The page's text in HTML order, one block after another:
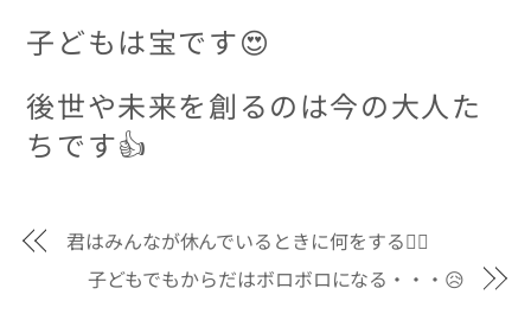
子どもは宝です😍
後世や未来を創るのは今の大人た
ちです👍
君はみんなが休んでいるときに何をする🙋‍♂️
子どもでもからだはボロボロになる・・・😥